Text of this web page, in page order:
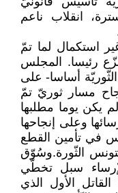
انقلاب ناعم
استكمال لما تمّ
رئيسا. المجلس
أساسا- على
مسار ثوريّ تمّ
يكن يوما مطلبها
وعلى إنجاحها
في تأمين القطع
لتونس الثّورة.وسُوّق
لإرساء سبل تخطّي
الأول الذي